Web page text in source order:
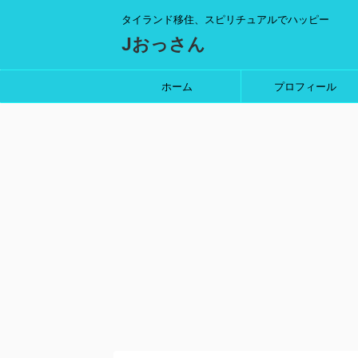
タイランド移住、スピリチュアルでハッピー
Jおっさん
ホーム プロフィール